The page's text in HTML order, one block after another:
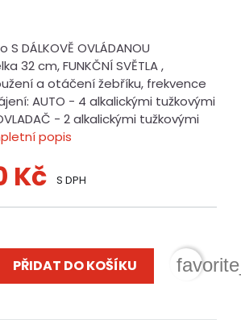
DÁLKOVĚ OVLÁDANOU
32 cm, FUNKČNÍ SVĚTLA ,
a otáčení žebříku, frekvence
AUTO - 4 alkalickými tužkovými
- 2 alkalickými tužkovými
popis
Kč S DPH
PŘIDAT DO KOŠÍKU